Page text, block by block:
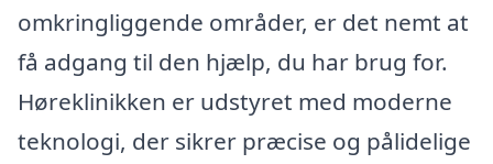
omkringliggende områder, er det nemt at
få adgang til den hjælp, du har brug for.
Høreklinikken er udstyret med moderne
teknologi, der sikrer præcise og pålidelige